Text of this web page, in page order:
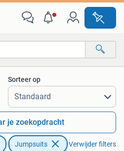
Sorteer op
je zoekopdracht
Jumpsuits Verwijder filters